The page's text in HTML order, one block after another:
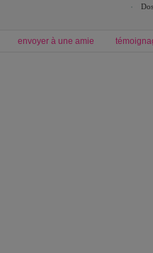
envoyer à une amie